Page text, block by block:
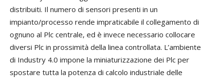
distribuiti. Il numero di sensori presenti in un
impianto/processo rende impraticabile il collegamento di
ognuno al Plc centrale, ed è invece necessario collocare
diversi Plc in prossimità della linea controllata. L’ambiente
di Industry 4.0 impone la miniaturizzazione dei Plc per
spostare tutta la potenza di calcolo industriale delle